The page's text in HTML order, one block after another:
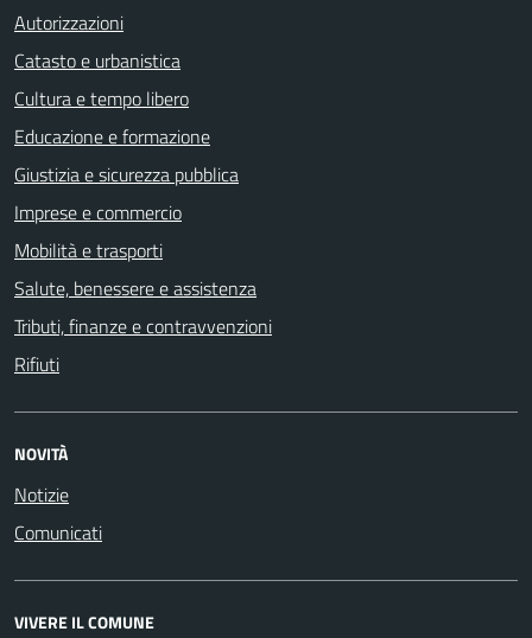
Autorizzazioni
Catasto e urbanistica
Cultura e tempo libero
Educazione e formazione
Giustizia e sicurezza pubblica
Imprese e commercio
Mobilità e trasporti
Salute, benessere e assistenza
Tributi, finanze e contravvenzioni
Rifiuti
NOVITÀ
Notizie
Comunicati
VIVERE IL COMUNE